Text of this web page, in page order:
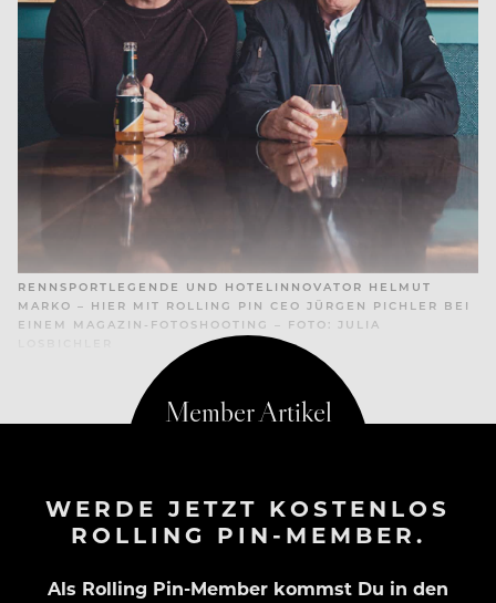
RENNSPORTLEGENDE UND HOTELINNOVATOR HELMUT
MARKO – HIER MIT ROLLING PIN CEO JÜRGEN PICHLER BEI
EINEM MAGAZIN-FOTOSHOOTING – FOTO: JULIA
WERDE JETZT KOSTENLOS
ROLLING PIN-MEMBER.
Als Rolling Pin-Member kommst Du in den